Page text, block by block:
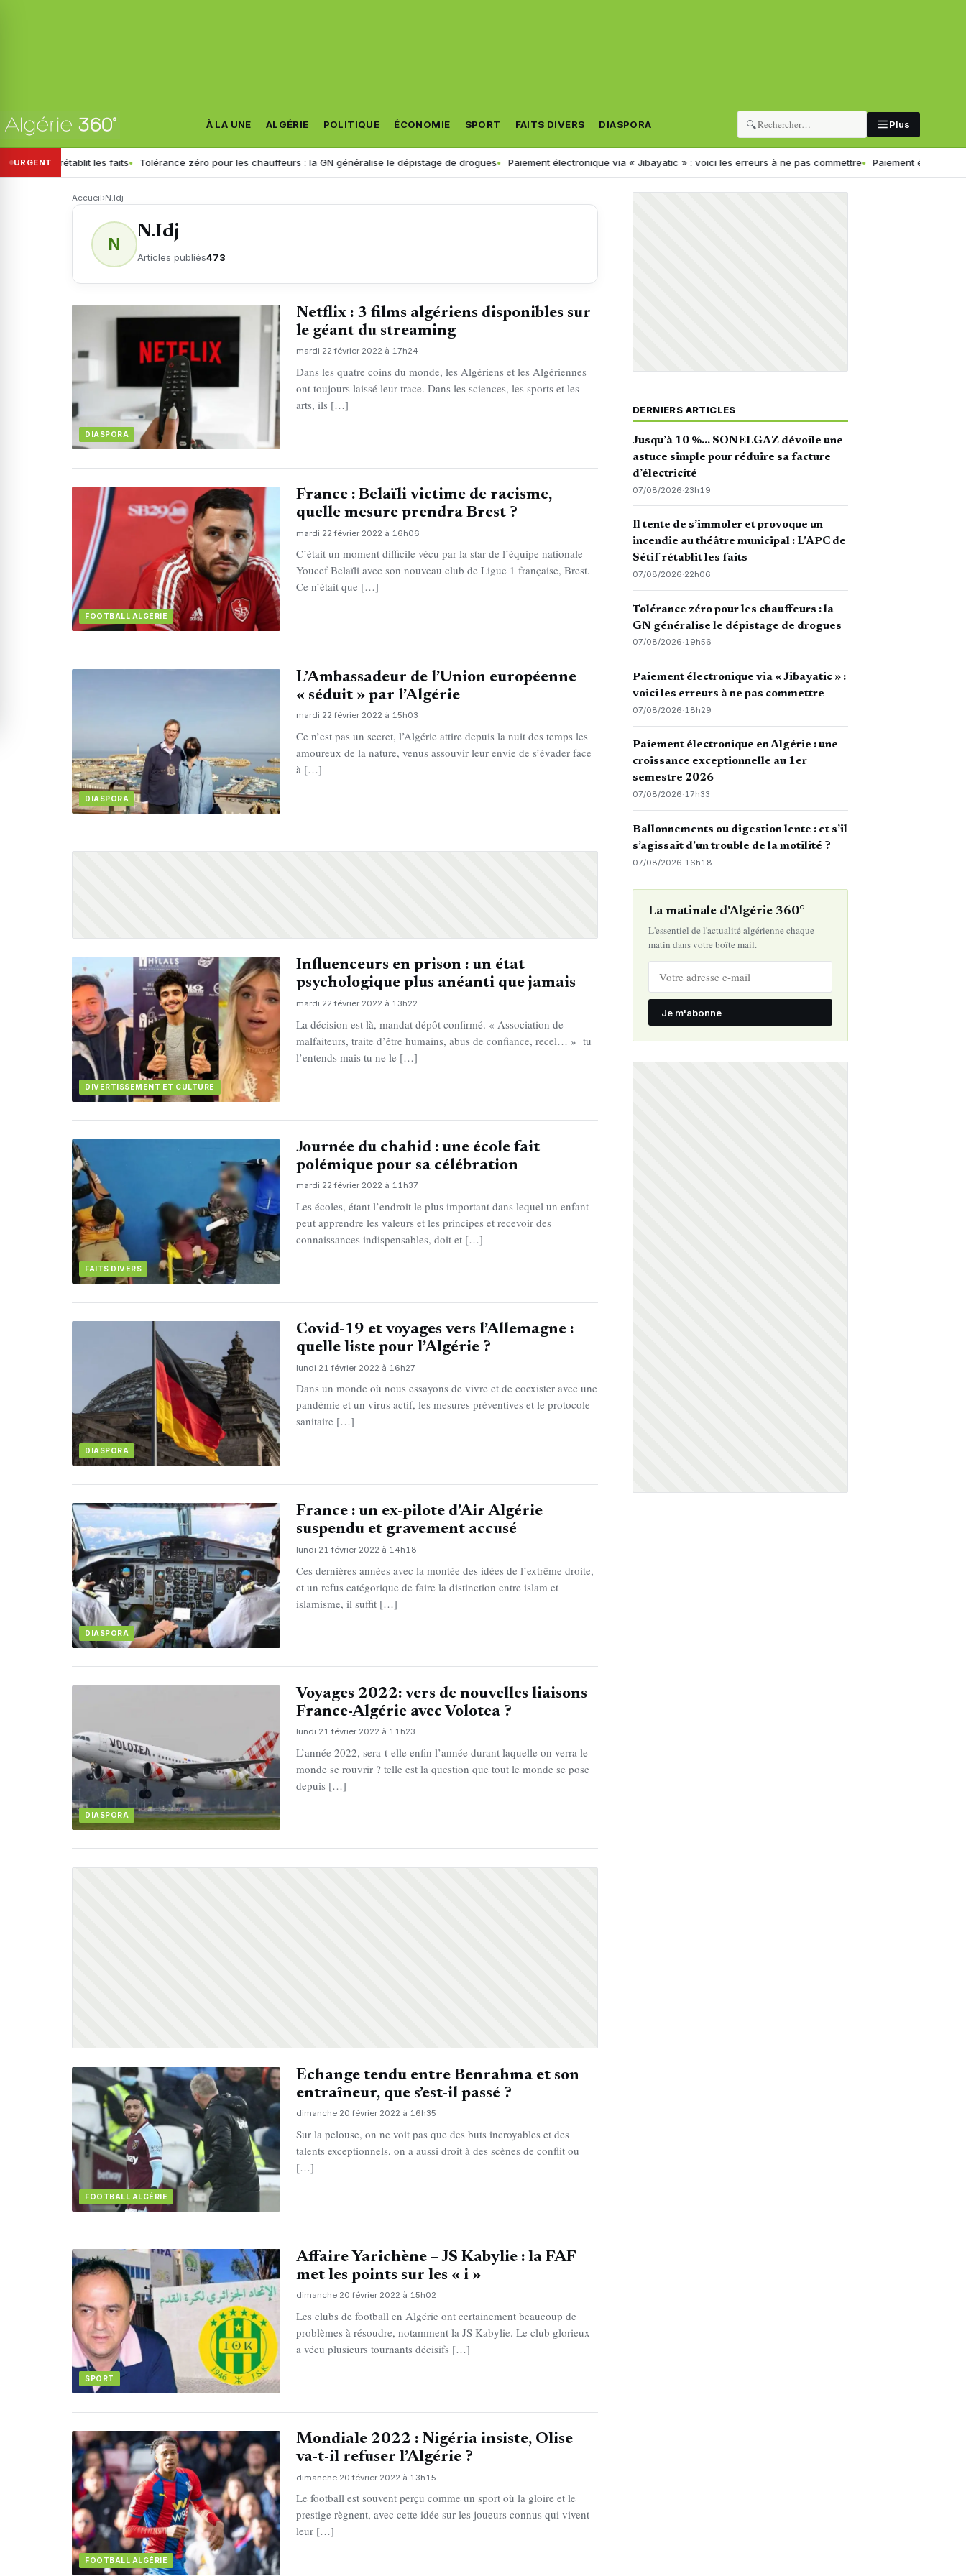
À LA UNE ALGÉRIE POLITIQUE ÉCONOMIE SPORT FAITS DIVERS DIASPORA 🔍 Plus
URGENT
rétablit les faits Tolérance zéro pour les chauffeurs : la GN généralise le dépistage de drogues Paiement électronique via « Jibayatic » : voici les erreurs à ne pas commettre Paiement électronique en
Accueil›N.Idj
N
N.Idj
Articles publiés473
DIASPORA
Netflix : 3 films algériens disponibles sur
le géant du streaming
mardi 22 février 2022 à 17h24
Dans les quatre coins du monde, les Algériens et les Algériennes
ont toujours laissé leur trace. Dans les sciences, les sports et les
arts, ils […]
FOOTBALL ALGÉRIE
France : Belaïli victime de racisme,
quelle mesure prendra Brest ?
mardi 22 février 2022 à 16h06
C’était un moment difficile vécu par la star de l’équipe nationale
Youcef Belaïli avec son nouveau club de Ligue 1 française, Brest.
Ce n’était que […]
DIASPORA
L’Ambassadeur de l’Union européenne
« séduit » par l’Algérie
mardi 22 février 2022 à 15h03
Ce n’est pas un secret, l’Algérie attire depuis la nuit des temps les
amoureux de la nature, venus assouvir leur envie de s’évader face
à […]
DIVERTISSEMENT ET CULTURE
Influenceurs en prison : un état
psychologique plus anéanti que jamais
mardi 22 février 2022 à 13h22
La décision est là, mandat dépôt confirmé. « Association de
malfaiteurs, traite d’être humains, abus de confiance, recel… » tu
l’entends mais tu ne le […]
FAITS DIVERS
Journée du chahid : une école fait
polémique pour sa célébration
mardi 22 février 2022 à 11h37
Les écoles, étant l’endroit le plus important dans lequel un enfant
peut apprendre les valeurs et les principes et recevoir des
connaissances indispensables, doit et […]
DIASPORA
Covid-19 et voyages vers l’Allemagne :
quelle liste pour l’Algérie ?
lundi 21 février 2022 à 16h27
Dans un monde où nous essayons de vivre et de coexister avec une
pandémie et un virus actif, les mesures préventives et le protocole
sanitaire […]
DIASPORA
France : un ex-pilote d’Air Algérie
suspendu et gravement accusé
lundi 21 février 2022 à 14h18
Ces dernières années avec la montée des idées de l’extrême droite,
et un refus catégorique de faire la distinction entre islam et
islamisme, il suffit […]
DIASPORA
Voyages 2022: vers de nouvelles liaisons
France-Algérie avec Volotea ?
lundi 21 février 2022 à 11h23
L’année 2022, sera-t-elle enfin l’année durant laquelle on verra le
monde se rouvrir ? telle est la question que tout le monde se pose
depuis […]
FOOTBALL ALGÉRIE
Echange tendu entre Benrahma et son
entraîneur, que s’est-il passé ?
dimanche 20 février 2022 à 16h35
Sur la pelouse, on ne voit pas que des buts incroyables et des
talents exceptionnels, on a aussi droit à des scènes de conflit ou
[…]
SPORT
Affaire Yarichène – JS Kabylie : la FAF
met les points sur les « i »
dimanche 20 février 2022 à 15h02
Les clubs de football en Algérie ont certainement beaucoup de
problèmes à résoudre, notamment la JS Kabylie. Le club glorieux
a vécu plusieurs tournants décisifs […]
FOOTBALL ALGÉRIE
Mondiale 2022 : Nigéria insiste, Olise
va-t-il refuser l’Algérie ?
dimanche 20 février 2022 à 13h15
Le football est souvent perçu comme un sport où la gloire et le
prestige règnent, avec cette idée sur les joueurs connus qui vivent
leur […]
DERNIERS ARTICLES
Jusqu’à 10 %… SONELGAZ dévoile une
astuce simple pour réduire sa facture
d’électricité
07/08/2026·23h19
Il tente de s’immoler et provoque un
incendie au théâtre municipal : L’APC de
Sétif rétablit les faits
07/08/2026·22h06
Tolérance zéro pour les chauffeurs : la
GN généralise le dépistage de drogues
07/08/2026·19h56
Paiement électronique via « Jibayatic » :
voici les erreurs à ne pas commettre
07/08/2026· 18h29
Paiement électronique en Algérie : une
croissance exceptionnelle au 1er
semestre 2026
07/08/2026·17h33
Ballonnements ou digestion lente : et s’il
s’agissait d’un trouble de la motilité ?
07/08/2026· 16h18
La matinale d'Algérie 360°
L'essentiel de l'actualité algérienne chaque
matin dans votre boîte mail.
Je m'abonne